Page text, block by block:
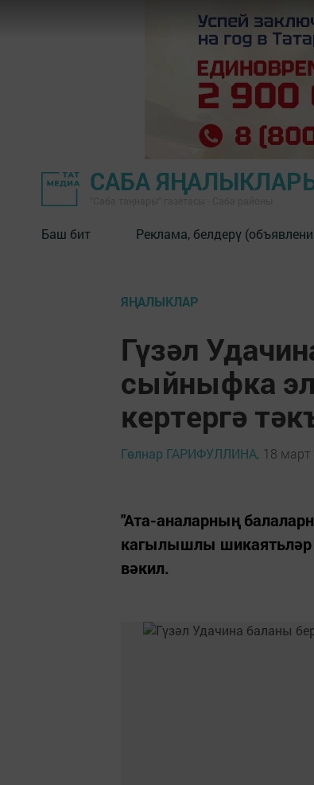
САБА
Баш бит Реклама, белдерү
ЯҢАЛЫКЛАР
Гүзәл
сыйныфка
кертергә
Гөлнар ГАРИФУЛЛИНА, 18 март
"Ата-аналарның
кагылышлы шикаятьләр
вәкил.